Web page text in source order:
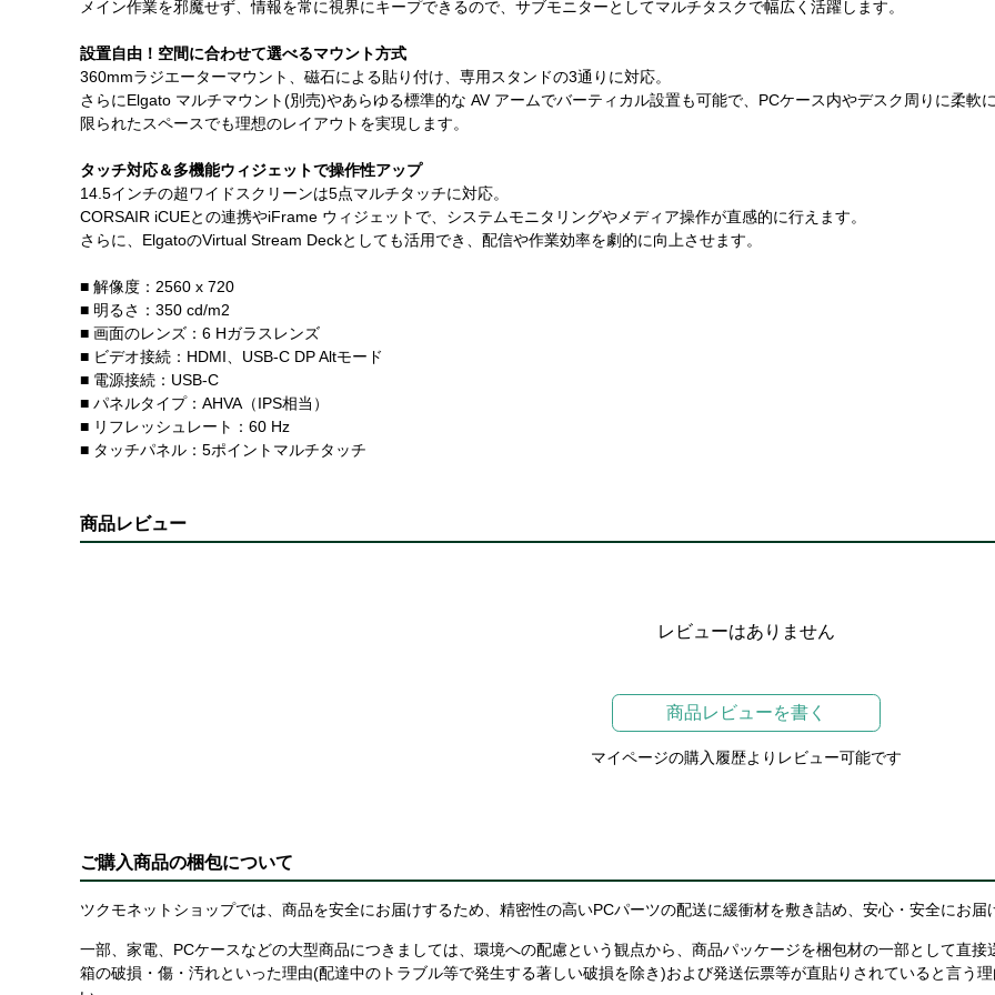
メイン作業を邪魔せず、情報を常に視界にキープできるので、サブモニターとしてマルチタスクで幅広く活躍します。
設置自由！空間に合わせて選べるマウント方式
360mmラジエーターマウント、磁石による貼り付け、専用スタンドの3通りに対応。
さらにElgato マルチマウント(別売)やあらゆる標準的な AV アームでバーティカル設置も可能で、PCケース内やデスク周りに柔軟に
限られたスペースでも理想のレイアウトを実現します。
タッチ対応＆多機能ウィジェットで操作性アップ
14.5インチの超ワイドスクリーンは5点マルチタッチに対応。
CORSAIR iCUEとの連携やiFrame ウィジェットで、システムモニタリングやメディア操作が直感的に行えます。
さらに、ElgatoのVirtual Stream Deckとしても活用でき、配信や作業効率を劇的に向上させます。
■ 解像度：2560 x 720
■ 明るさ：350 cd/m2
■ 画面のレンズ：6 Hガラスレンズ
■ ビデオ接続：HDMI、USB-C DP Altモード
■ 電源接続：USB-C
■ パネルタイプ：AHVA（IPS相当）
■ リフレッシュレート：60 Hz
■ タッチパネル：5ポイントマルチタッチ
商品レビュー
レビューはありません
商品レビューを書く
マイページの購入履歴よりレビュー可能です
ご購入商品の梱包について
ツクモネットショップでは、商品を安全にお届けするため、精密性の高いPCパーツの配送に緩衝材を敷き詰め、安心・安全にお届
一部、家電、PCケースなどの大型商品につきましては、環境への配慮という観点から、商品パッケージを梱包材の一部として直
箱の破損・傷・汚れといった理由(配達中のトラブル等で発生する著しい破損を除き)および発送伝票等が直貼りされていると言う